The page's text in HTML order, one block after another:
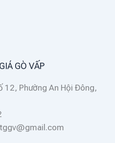
GÒ VẤP
12, Phường An Hội Đông,